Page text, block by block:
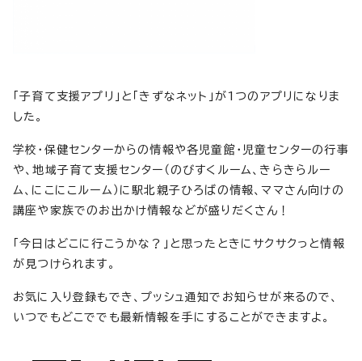
「子育て支援アプリ」と「きずなネット」が1つのアプリになりま
した。
学校・保健センターからの情報や各児童館・児童センターの行事
や、地域子育て支援センター（のびすくルーム、きらきらルー
ム、にこにこルーム）に駅北親子ひろばの情報、ママさん向けの
講座や家族でのお出かけ情報などが盛りだくさん！
「今日はどこに行こうかな？」と思ったときにサクサクっと情報
が見つけられます。
お気に入り登録もでき、プッシュ通知でお知らせが来るので、
いつでもどこででも最新情報を手にすることができますよ。